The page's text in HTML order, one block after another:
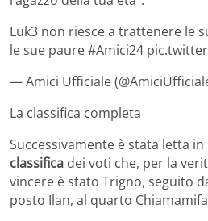
Luk3 non riesce a trattenere le
le sue paure #Amici24
— Amici Ufficiale
La classifica completa
Successivamente è stata letta
classifica dei voti che, per la
vincere è stato Trigno, seguito
posto Ilan, al quarto